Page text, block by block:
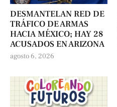
DESMANTELAN RED DE
TRÁFICO DE ARMAS
HACIA MÉXICO; HAY 28
ACUSADOS EN ARIZONA
agosto 6, 2026